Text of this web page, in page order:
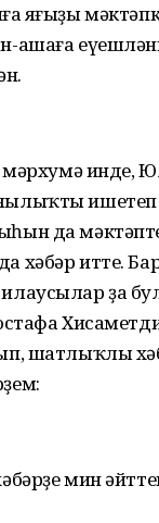
яңғыҙы
мәрхумә инде,
ишетеп
да
итте.
ҙа
шатлыҡлы
мин